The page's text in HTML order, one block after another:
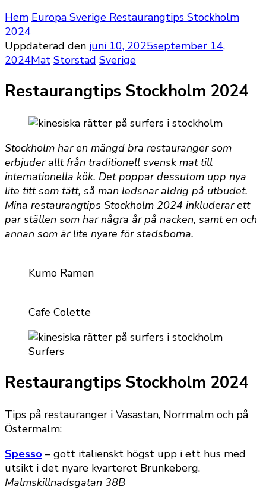
Hem Europa Sverige Restaurangtips Stockholm
2024
Uppdaterad den juni 10, 2025september 14,
2024Mat Storstad Sverige
Restaurangtips Stockholm 2024
Stockholm har en mängd bra restauranger som
erbjuder allt från traditionell svensk mat till
internationella kök. Det poppar dessutom upp nya
lite titt som tätt, så man ledsnar aldrig på utbudet.
Mina restaurangtips Stockholm 2024 inkluderar ett
par ställen som har några år på nacken, samt en och
annan som är lite nyare för stadsborna.
Kumo Ramen
Cafe Colette
Surfers
Restaurangtips Stockholm 2024
Tips på restauranger i Vasastan, Norrmalm och på
Östermalm:
Spesso – gott italienskt högst upp i ett hus med
utsikt i det nyare kvarteret Brunkeberg.
Malmskillnadsgatan 38B